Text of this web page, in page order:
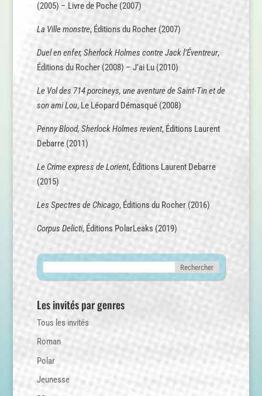
(2005) – Livre de Poche (2007)
La Ville monstre, Éditions du Rocher (2007)
Duel en enfer, Sherlock Holmes contre Jack l’Éventreur,
Éditions du Rocher (2008) – J’ai Lu (2010)
Le Vol des 714 porcineys, une aventure de Saint-Tin et de
son ami Lou, Le Léopard Démasqué (2008)
Penny Blood, Sherlock Holmes revient, Éditions Laurent
Debarre (2011)
Le Crime express de Lorient, Éditions Laurent Debarre
(2015)
Les Spectres de Chicago, Éditions du Rocher (2016)
Corpus Delicti, Éditions PolarLeaks (2019)
Les invités par genres
Tous les invités
Roman
Polar
Jeunesse